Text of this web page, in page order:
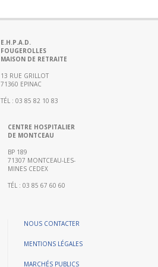
E.H.P.A.D.
FOUGEROLLES
MAISON DE RETRAITE
13 RUE GRILLOT
71360 EPINAC
TÉL : 03 85 82 10 83
CENTRE HOSPITALIER
DE MONTCEAU
BP 189
71307 MONTCEAU-LES-
MINES CEDEX
TÉL : 03 85 67 60 60
NOUS CONTACTER
MENTIONS LÉGALES
MARCHÉS PUBLICS